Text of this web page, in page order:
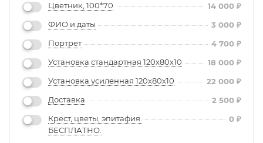
Цветник, 100*70 14 000 ₽
ФИО и даты
3 000 ₽
Портрет
4 700 ₽
Установка стандартная 120х80х10
18 000 ₽
Установка усиленная 120х80х10
22 000 ₽
Доставка
2 500 ₽
Крест, цветы, эпитафия.
БЕСПЛАТНО.
0 ₽